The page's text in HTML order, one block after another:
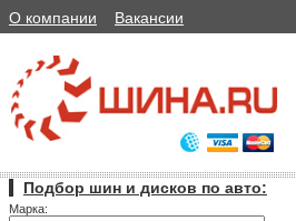
О компании Вакансии
Подбор шин и дисков по авто:
Марка: